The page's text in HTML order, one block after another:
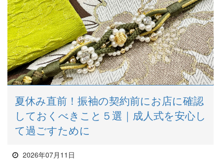
夏休み直前！振袖の契約前にお店に確認
しておくべきこと５選｜成人式を安心し
て過ごすために
2026年07月11日